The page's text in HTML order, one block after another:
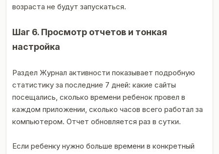
возраста не будут запускаться.
Шаг 6. Просмотр отчетов и тонкая
настройка
Раздел Журнал активности показывает подробную
статистику за последние 7 дней: какие сайты
посещались, сколько времени ребенок провел в
каждом приложении, сколько часов всего работал за
компьютером. Отчет обновляется раз в сутки.
Если ребенку нужно больше времени в конкретный